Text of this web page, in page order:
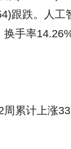
跟跌。人工
手率
累计上涨